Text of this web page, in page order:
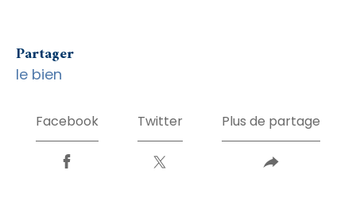
partager
le bien
Facebook Twitter Plus de partage